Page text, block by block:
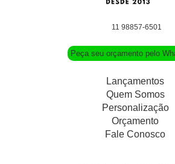
11 98857-6501
Peça seu orçamento pelo
Lançamentos
Quem Somos
Personalização
Orçamento
Fale Conosco